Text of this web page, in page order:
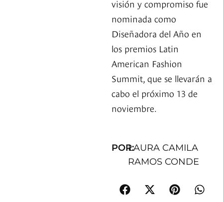
visión y compromiso fue
nominada como
Diseñadora del Año en
los premios Latin
American Fashion
Summit, que se llevarán a
cabo el próximo 13 de
noviembre.
POR:LAURA CAMILA
RAMOS CONDE